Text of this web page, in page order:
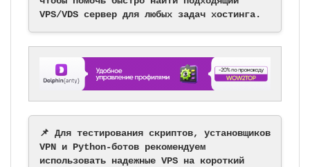
VPS/VDS сервер для любых задач хостинга.
📌 Для тестирования скриптов, установщиков
VPN и Python-ботов рекомендуем
использовать надежные VPS на короткий